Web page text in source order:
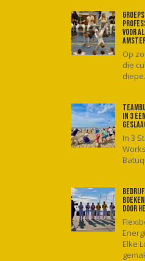
voor
Op
die
In 3
In 3
door
Elke